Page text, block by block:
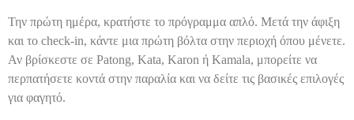
Την πρώτη ημέρα, κρατήστε το πρόγραμμα απλό. Μετά την άφιξη
και το check-in, κάντε μια πρώτη βόλτα στην περιοχή όπου μένετε.
Αν βρίσκεστε σε Patong, Kata, Karon ή Kamala, μπορείτε να
περπατήσετε κοντά στην παραλία και να δείτε τις βασικές επιλογές
για φαγητό.